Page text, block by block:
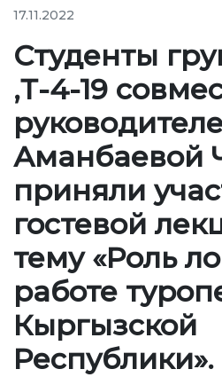
УНИВЕРСИТЕТ
Биз жөнүндө
Ректордун кайрылуусу
Ченемдик документтер
Жетекчилик
Коллегиялык органдар
Бөлүмдөр
Нормативдик документтер
Сунуштар жана арыздар
Коррупцияга Жок!
17.11.2022
Студенты
,Т-4-19
Аманбаевой
приняли
гостевой
тему «Роль
работе
Кыргызской
Республики».